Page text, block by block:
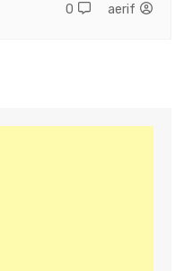
aerif
0